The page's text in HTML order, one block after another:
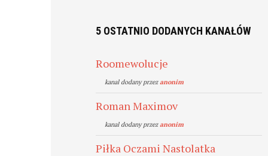
5 OSTATNIO DODANYCH KANAŁÓW
Roomewolucje
kanal dodany przezanonim
Roman Maximov
kanal dodany przezanonim
Piłka Oczami Nastolatka